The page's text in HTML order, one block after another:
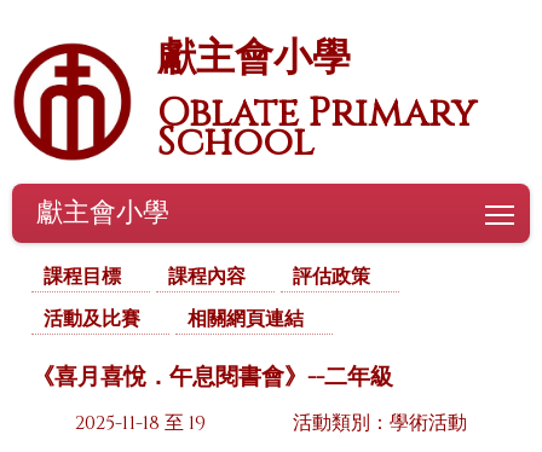
獻主會小學
Oblate Primary
School
獻主會小學
課程目標 課程內容
評估政策
活動及比賽
相關網頁連結
《喜月喜悅．午息閱書會》--二年級
2025-11-18 至 19
活動類別：學術活動